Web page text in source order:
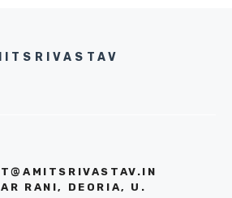
RANI, DEORIA, U.